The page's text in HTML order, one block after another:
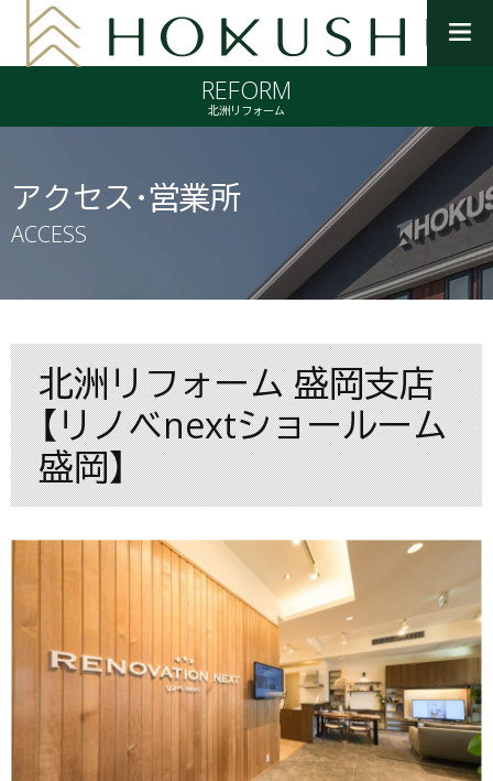
を
開
REFORM
北洲リフォーム
アクセス・営業所
ACCESS
北洲リフォーム 盛岡支店
【リノベnextショールーム
盛岡】